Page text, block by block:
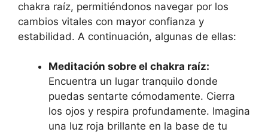
chakra raíz, permitiéndonos navegar por los
cambios vitales con mayor confianza y
estabilidad. A continuación, algunas de ellas:
Meditación sobre el chakra raíz:
Encuentra un lugar tranquilo donde
puedas sentarte cómodamente. Cierra
los ojos y respira profundamente. Imagina
una luz roja brillante en la base de tu